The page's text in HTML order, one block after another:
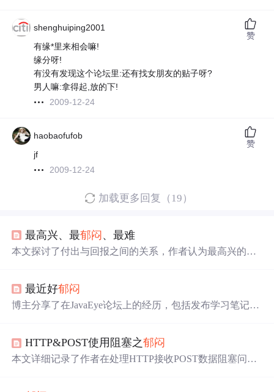
shenghuiping2001
有缘*里来相会嘛!
缘分呀!
有没有发现这个论坛里:还有找女朋友的贴子呀?
男人嘛:拿得起,放的下!
2009-12-24
赞
haobaofufob
jf
2009-12-24
赞
加载更多回复（19）
最高兴、最郁闷、最难
本文探讨了付出与回报之间的关系，作者认为最高兴的事
会遇到挫折，但最终会达到成功的顶峰。
最近好郁闷
博主分享了在JavaEye论坛上的经历，包括发布学习笔记被
HTTP&POST使用阻塞之郁闷
本文详细记录了作者在处理HTTP接收POST数据阻塞问题